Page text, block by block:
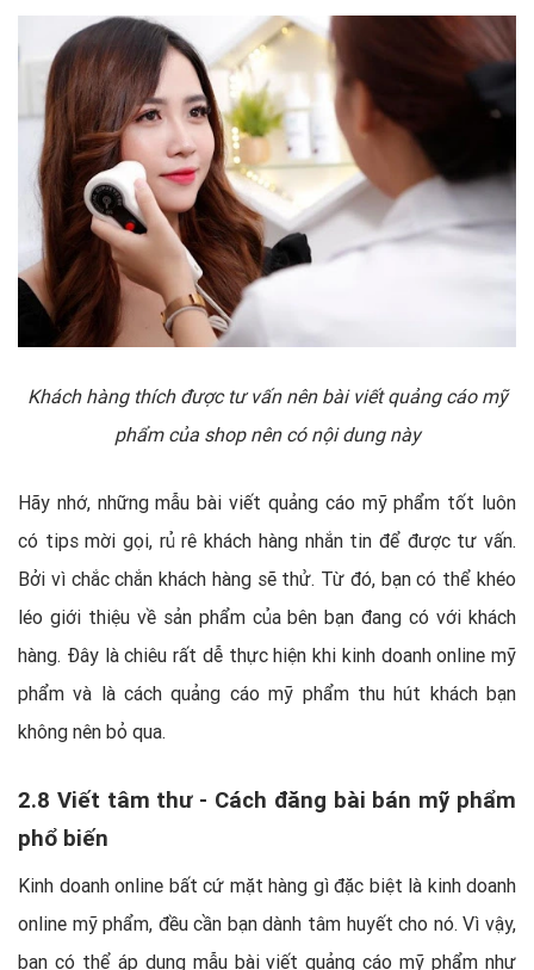
Khách hàng thích được tư vấn nên bài viết quảng cáo mỹ
phẩm của shop nên có nội dung này
Hãy nhớ, những mẫu bài viết quảng cáo mỹ phẩm tốt luôn
có tips mời gọi, rủ rê khách hàng nhắn tin để được tư vấn.
Bởi vì chắc chắn khách hàng sẽ thử. Từ đó, bạn có thể khéo
léo giới thiệu về sản phẩm của bên bạn đang có với khách
hàng. Đây là chiêu rất dễ thực hiện khi kinh doanh online mỹ
phẩm và là cách quảng cáo mỹ phẩm thu hút khách bạn
không nên bỏ qua.
2.8 Viết tâm thư - Cách đăng bài bán mỹ phẩm
phổ biến
Kinh doanh online bất cứ mặt hàng gì đặc biệt là kinh doanh
online mỹ phẩm, đều cần bạn dành tâm huyết cho nó. Vì vậy,
bạn có thể áp dụng mẫu bài viết quảng cáo mỹ phẩm như